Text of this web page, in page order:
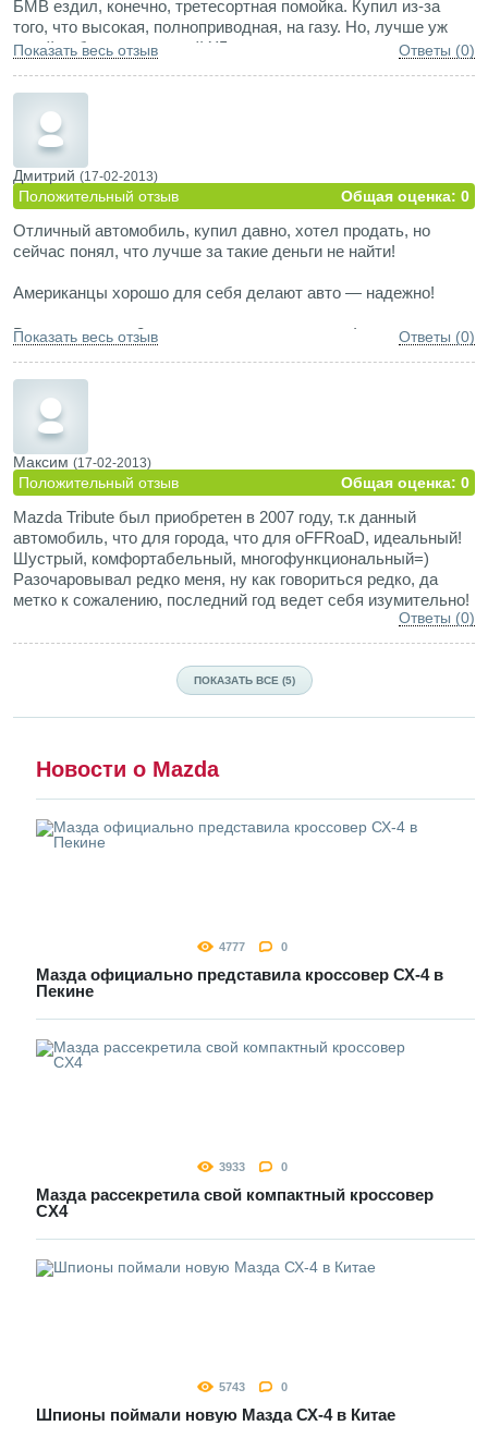
БМВ ездил, конечно, третeсортная помойка. Купил из-за
того, что высокая, полноприводная, на газу. Но, лучше уж
какой-нибудь старенький Х5.
Показать весь отзыв Ответы (0)
Дмитрий (17-02-2013)
Положительный отзыв Общая оценка: 0
Отличный автомобиль, купил давно, хотел продать, но
сейчас понял, что лучше за такие деньги не найти!
Американцы хорошо для себя делают авто — надежно!
Вполне хватает 2 литра и переднего привода!
Для дачи, пикника, шашлыка, для ребенка просто раздолье!
Показать весь отзыв Ответы (0)
Максим (17-02-2013)
Положительный отзыв Общая оценка: 0
Mazda Tribute был приобретен в 2007 году, т.к данный
автомобиль, что для города, что для oFFRoaD, идеальный!
Шустрый, комфортабельный, многофункциональный=)
Разочаровывал редко меня, ну как говориться редко, да
метко к сожалению, последний год ведет себя изумительно!
Ответы (0)
ПОКАЗАТЬ ВСЕ (5)
Новости о Mazda
4777 0
Мазда официально представила кроссовер СХ-4 в
Пекине
3933 0
Мазда рассекретила свой компактный кроссовер
CX4
5743 0
Шпионы поймали новую Мазда СХ-4 в Китае